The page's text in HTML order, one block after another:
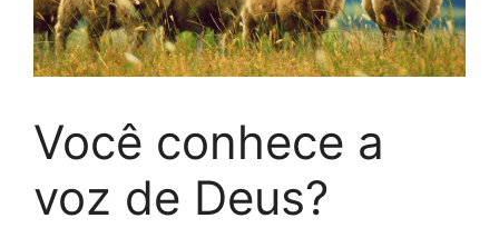
Você conhece a
voz de Deus?